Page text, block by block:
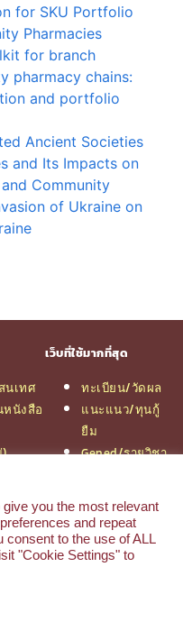
for SKU Portfolio
Pharmacies
for branch
pharmacy chains:
and portfolio
Ancient Societies
and Its Impacts on
Community
of Ukraine on
นเทศ
หนังสือ
เว็บที่ใช้มากที่สุด
ทะเบียน/วัดผล
แนะแนว/ทุนกู้
ยืม
Gened/รายวิชา
ป.โท MBA
คณะ
บริหารธุรกิจ
University
you the most relevant
and repeat
consent to the use of ALL
"Cookie Settings" to